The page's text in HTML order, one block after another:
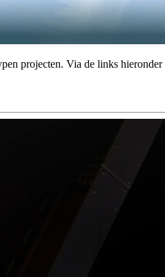
projecten. Via de links